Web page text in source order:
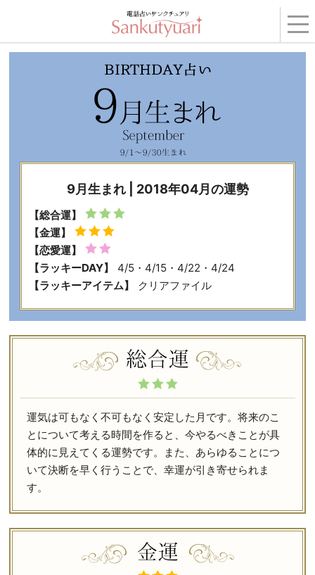
BIRTHDAY占い ›2018年04月の運勢
9月生まれ | 2018年04月の運勢
【総合運】
【金運】
【恋愛運】
【ラッキーDAY】
4/5・4/15・4/22・4/24
【ラッキーアイテム】
クリアファイル
運気は可もなく不可もなく安定した月です。将来のこ
とについて考える時間を作ると、今やるべきことが具
体的に見えてくる運勢です。また、あらゆることにつ
いて決断を早く行うことで、幸運が引き寄せられま
す。